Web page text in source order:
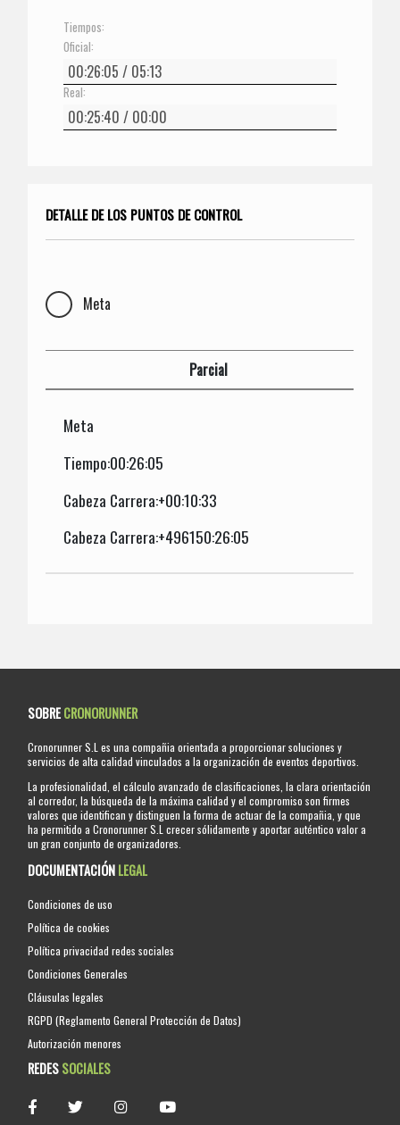
Tiempos:
Oficial:
Real:
DETALLE DE LOS PUNTOS DE CONTROL
Meta
Parcial
Meta
Tiempo:00:26:05
Cabeza Carrera:+00:10:33
Cabeza Carrera:+496150:26:05
SOBRECRONORUNNER
Cronorunner S.L es una compañia orientada a proporcionar soluciones y
servicios de alta calidad vinculados a la organización de eventos deportivos.
La profesionalidad, el cálculo avanzado de clasificaciones, la clara orientación
al corredor, la búsqueda de la máxima calidad y el compromiso son firmes
valores que identifican y distinguen la forma de actuar de la compañia, y que
ha permitido a Cronorunner S.L crecer sólidamente y aportar auténtico valor a
un gran conjunto de organizadores.
DOCUMENTACIÓNLEGAL
Condiciones de uso
Política de cookies
Política privacidad redes sociales
Condiciones Generales
Cláusulas legales
RGPD (Reglamento General Protección de Datos)
Autorización menores
REDESSOCIALES